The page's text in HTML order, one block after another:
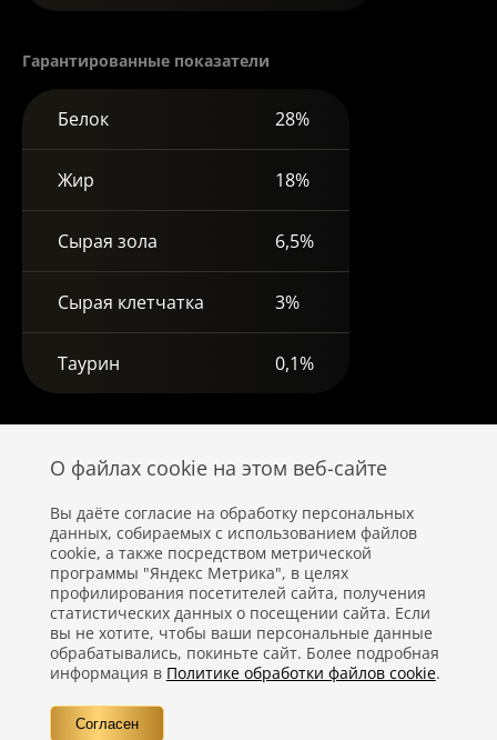
Гарантированные показатели
Белок 28%
Жир 18%
Сырая зола 6,5%
Сырая клетчатка 3%
Таурин 0,1%
Политика конфиденциальности
Правовая информация
Вопросы
О файлах cookie на этом веб-сайте
Вы даёте согласие на обработку персональных
данных, собираемых с использованием файлов
cookie, а также посредством метрической
программы "Яндекс Метрика", в целях
профилирования посетителей сайта, получения
статистических данных о посещении сайта. Если
вы не хотите, чтобы ваши персональные данные
обрабатывались, покиньте сайт. Более подробная
информация в Политике обработки файлов cookie.
Согласен